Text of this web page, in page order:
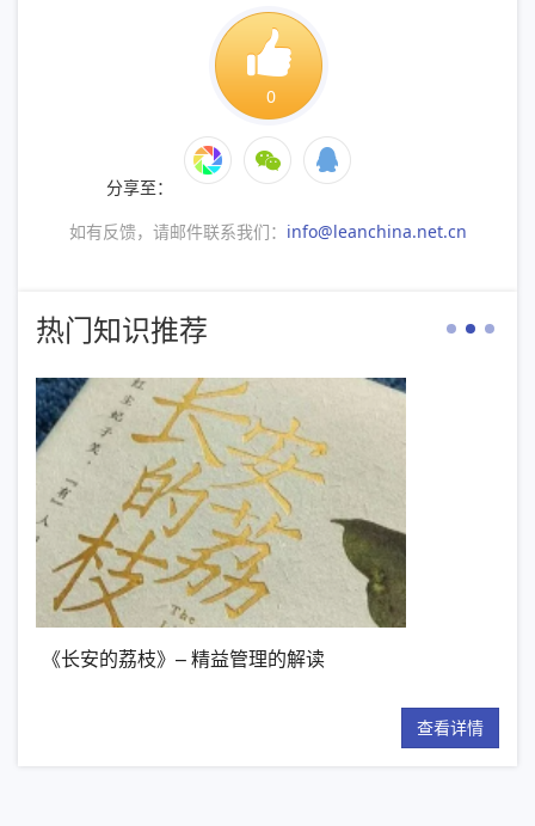
0
分享至：
如有反馈，请邮件联系我们： info@leanchina.net.cn
热门知识推荐
《长安的荔枝》– 精益管理的解读
查看详情